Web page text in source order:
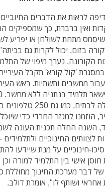
לראות את הדברים
ואין ברברת, כך שמספיקים
שיסמס מתחת לשולחן או יפריע
בזום, יכול לקרות גם
הקורונה, נערך מיפוי של
'קול קורא' תקבל
עבור מחשבים ותשתיות. ראש
הוזמנו למגזר החרדי כדי
השנה החלה תכנית העונה
לצוותים החינוכיים
חינוכיים על מנת שיידעו
חוסן אישי בין התלמיד למורה
דבר מערכת החינוך מחוללת
ושותף לו", אומרת דולב.